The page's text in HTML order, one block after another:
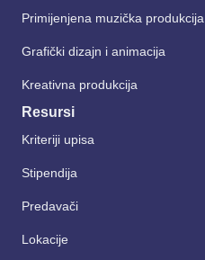
Primijenjena muzička produkcija
Grafički dizajn i animacija
Kreativna produkcija
Resursi
Kriteriji upisa
Stipendija
Predavači
Lokacije